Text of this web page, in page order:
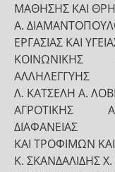
ΜΑΘΗΣΗΣ ΚΑΙ
Α.
ΕΡΓΑΣΙΑΣ ΚΑΙ
ΚΟΙΝΩΝΙΚΗΣ
ΑΛΛΗΛΕΓΓΥΗΣ
Λ. ΚΑΤΣΕΛΗ Α.
ΑΓΡΟΤΙΚΗΣ
ΔΙΑΦΑΝΕΙΑΣ
ΚΑΙ ΤΡΟΦΙΜΩΝ
Κ. ΣΚΑΝΔΑΛΙΔΗΣ